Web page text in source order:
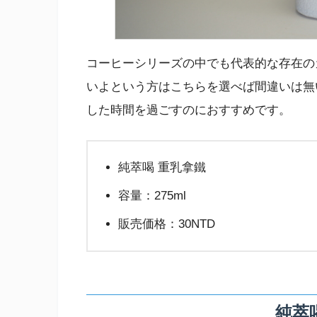
コーヒーシリーズの中でも代表的な存在
いよという方はこちらを選べば間違いは
した時間を過ごすのにおすすめです。
純萃喝 重乳拿鐵
容量：275ml
販売価格：30NTD
純萃